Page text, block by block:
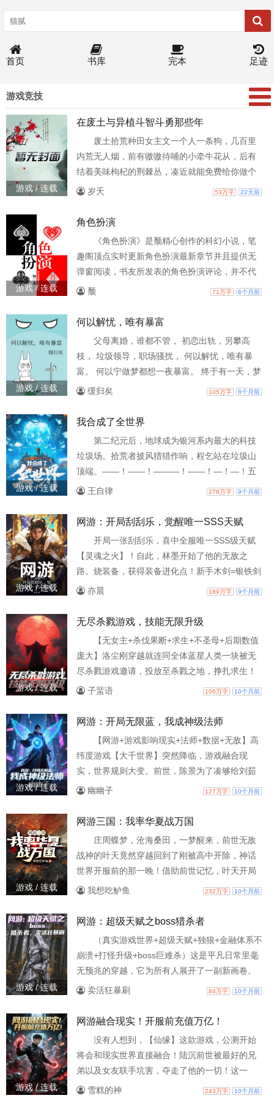
首页 书库 完本 足迹
游戏竞技
游戏 / 连载
在废土与异植斗智斗勇那些年
废土拾荒种田女主文一个人一条狗，几百里
内荒无人烟，前有嗷嗷待哺的小牵牛花从，后有
结着美味枸杞的荆棘丛，凑近就能免费给你做个
全身针灸，左边有呲着尖利大牙，整天散发香味
单身独居黑寡妇蜘……哦，好的，它刚被住的更
了，希望新来的邻居是个友善一...
岁夭 53万字 22天前
游戏 / 连载
角色扮演
《角色扮演》是颓精心创作的科幻小说，笔
趣阁顶点实时更新角色扮演最新章节并且提供无
弹窗阅读，书友所发表的角色扮演评论，并不代
表笔趣阁顶点赞同或者支持角色扮演读者的观
颓 71万字 6个月前
游戏 / 连载
何以解忧，唯有暴富
父母离婚，谁都不管， 初恋出轨，另攀高
枝， 垃圾领导，职场骚扰， 何以解忧，唯有暴
富。 何以宁做梦都想一夜暴富。 终于有一天，梦
想成了真。 【请问您是否愿意成为第16888位暴
——】 何以宁：愿意，愿意，我愿意！ 但凡多犹
票，空降福布斯富豪榜。 何以宁：我做梦都不敢
这么美！！！ 阅读小提示： ①买买买情节多，
缓归矣 105万字 8个月前
游戏 / 连载
我合成了全世界
第二纪元后，地球成为银河系内最大的科技
垃圾场。拾荒者披风猎猎作响，程乞站在垃圾山
顶端。——！——！———！——！—！—！五
万亿吨科技垃圾中。少年将一件件垃圾合成专属
王自律 278万字 9个月前
游戏 / 连载
网游：开局刮刮乐，觉醒唯一SSS天赋
开局一张刮刮乐，喜中全服唯一SSS级天赋
【灵魂之火】！自此，林墨开始了他的无敌之
路。烧装备，获得装备进化点！新手木剑=银铁剑
=流银巨剑=创世之刃=碎世·流光剑！烧技能，获
=诛天·七星连射！烧宠物，获得宠物进化点！白狐
天惑·狐族女帝！三年后，当神谕吞噬现实，灭世
主神引领虚空虫族大军降临的那一刻。世界各国
相
亦晨 189万字 9个月前
游戏 / 连载
无尽杀戮游戏，技能无限升级
【无女主+杀伐果断+求生+不圣母+后期数值
庞大】洛尘刚穿越就连同全体蓝星人类一块被无
尽杀戮游戏邀请，投放至杀戮之地，挣扎求生！
当其他人还在为自己的S级天赋沾沾自喜的时候，
境（？？？）：移除技能等级上限，每天可选定
到9999级了呀！你SSS级天赋很牛？比的上我
9999级的传奇技能？不好意思！好像有点欺负人
了，那我
子蜚语 106万字 10个月前
游戏 / 连载
网游：开局无限蓝，我成神级法师
【网游+游戏影响现实+法师+数据+无敌】高
纬度游戏【大千世界】突然降临，游戏融合现
实，世界规则大变。前世，陈景为了凑够给刘茹
雪的彩礼和房子的钱，他付出了一切。甚至错过
茹雪因为夫妻间感情不和的问题，将他告上法
陈景与双腿残疾的妹妹陈妖妖被扫地出门，妹妹
陈妖妖最终惨死街头。……重生归来，陈景与刘
茹雪还未结婚。他第一时间
幽幽子 127万字 10个月前
游戏 / 连载
网游三国：我率华夏战万国
庄周蝶梦，沧海桑田，一梦醒来，前世无敌
战神的叶天竟然穿越回到了刚被高中开除，神话
世界开服前的那一晚！借助前世记忆，叶天开局
就截胡超神建村令，在三国建立无敌领地，全收
激战诸侯，争霸天下，一统八荒六合！10年之
爆发！阴山隘口，漂亮国，东瀛国等23国组成的
西方联军，举世攻华，千万大军，异兽，器械遮
天蔽日！叶天披甲持槊，
我想吃鲈鱼 232万字 10个月前
游戏 / 连载
网游：超级天赋之boss猎杀者
（真实游戏世界+超级天赋+独狼+金融体系不
崩溃+打怪升级+boss巨难杀）这是平凡日常里毫
无预兆的穿越，它为所有人展开了一副新画卷。
广袤无垠的位面里，有数不清的奇异世界罗列其
鹿财富，要在这天地挣出富可敌国的金币；有人
有人痴迷冒险，要与奇幻瑰丽的生灵相遇。罗
森：一个不合群的人，他追求财富，力量，以及
不乏味的世界。超
卖活狂暴刷 84万字 10个月前
游戏 / 连载
网游融合现实！开服前充值万亿！
没有人想到，【仙缘】这款游戏，公测开始
将会和现实世界直接融合！陆沉前世被最好的兄
弟以及女友联手坑害，夺走了他的一切！这一
世，陆沉重生到【仙缘】内测的最后一天。他直
雪糕的神 243万字 10个月前